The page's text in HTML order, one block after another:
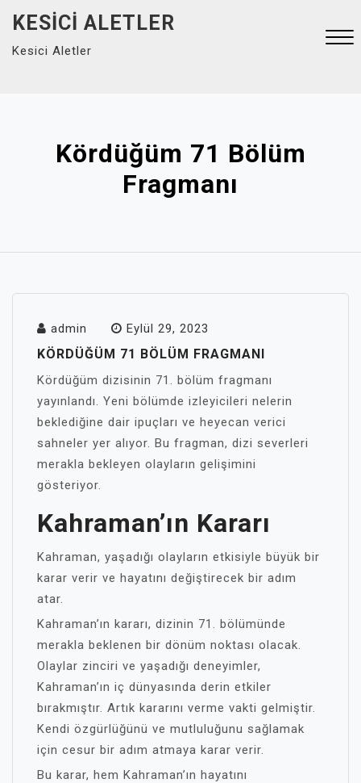
content
KESICI ALETLER
Kesici Aletler
Kördüğüm 71 Bölüm
Fragmanı
admin Eylül 29, 2023
KÖRDÜĞÜM 71 BÖLÜM FRAGMANI
Kördüğüm dizisinin 71. bölüm fragmanı
yayınlandı. Yeni bölümde izleyicileri nelerin
beklediğine dair ipuçları ve heyecan verici
sahneler yer alıyor. Bu fragman, dizi severleri
merakla bekleyen olayların gelişimini
gösteriyor.
Kahraman’ın Kararı
Kahraman, yaşadığı olayların etkisiyle büyük bir
karar verir ve hayatını değiştirecek bir adım
atar.
Kahraman’ın kararı, dizinin 71. bölümünde
merakla beklenen bir dönüm noktası olacak.
Olaylar zinciri ve yaşadığı deneyimler,
Kahraman’ın iç dünyasında derin etkiler
bırakmıştır. Artık kararını verme vakti gelmiştir.
Kendi özgürlüğünü ve mutluluğunu sağlamak
için cesur bir adım atmaya karar verir.
Bu karar, hem Kahraman’ın hayatını